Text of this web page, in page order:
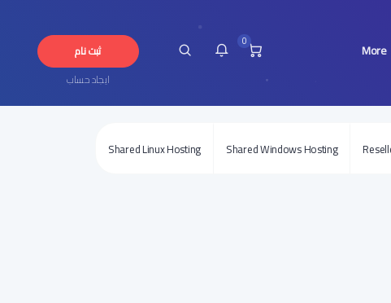
More
0
شما هیچ پیامی در این لحظه ندارید
ثبت نام
ایجاد حساب
Shared Linux Hosting Shared Windows Hosting